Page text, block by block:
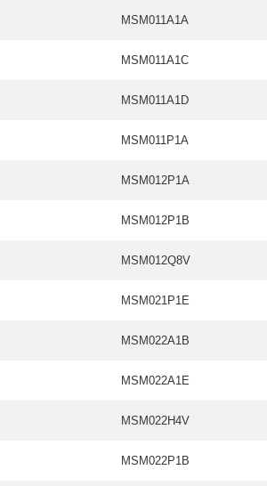
MSM011A1A
MSM011A1C
MSM011A1D
MSM011P1A
MSM012P1A
MSM012P1B
MSM012Q8V
MSM021P1E
MSM022A1B
MSM022A1E
MSM022H4V
MSM022P1B